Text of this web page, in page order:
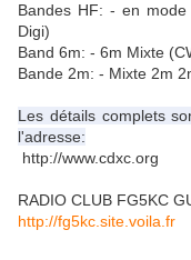
Bandes HF: - en mode
Digi)
Band 6m: - 6m Mixte
Bande 2m: - Mixte 2m
Les détails complets
l'adresse:
http://www.cdxc.org
RADIO CLUB FG5KC
http://fg5kc.site.voila.fr